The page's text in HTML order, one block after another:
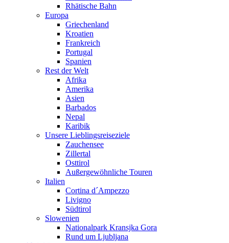
Rhätische Bahn
Europa
Griechenland
Kroatien
Frankreich
Portugal
Spanien
Rest der Welt
Afrika
Amerika
Asien
Barbados
Nepal
Karibik
Unsere Lieblingsreiseziele
Zauchensee
Zillertal
Osttirol
Außergewöhnliche Touren
Italien
Cortina d´Ampezzo
Livigno
Südtirol
Slowenien
Nationalpark Kransjka Gora
Rund um Ljubljana